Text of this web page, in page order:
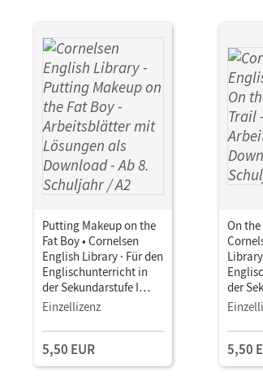
Putting Makeup on the
Fat Boy • Cornelsen
English Library · Für den
Englischunterricht in
der Sekundarstufe I
Fiction · Ab 8. Schuljahr
Lösungen als Download
Gekürztes Original mit
Vokabular
Einzellizenz
5,50 EUR
On
der
Fiction
5,50